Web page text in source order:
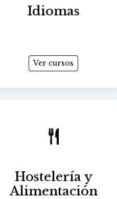
Idiomas
Ver cursos
Hostelería y
Alimentación